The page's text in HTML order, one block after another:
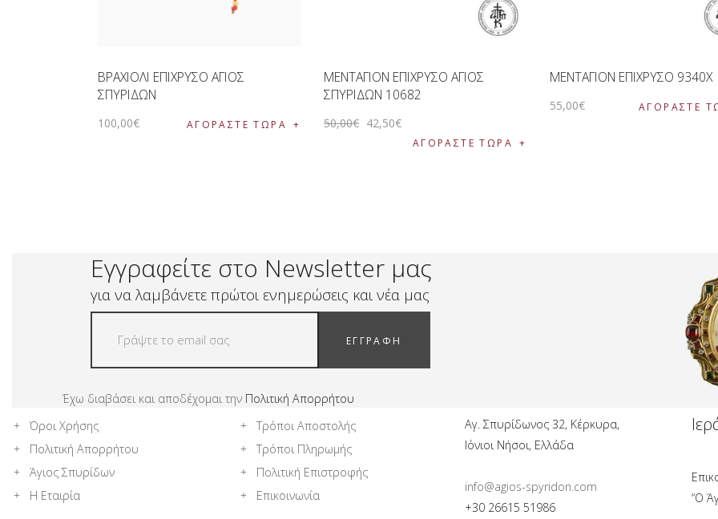
ΒΡΑΧΙΟΛΙ ΕΠΙΧΡΥΣΟ ΑΓΙΟΣ
ΣΠΥΡΙΔΩΝ
100,00€ ΑΓΟΡΑΣΤΕ ΤΩΡΑ
ΜΕΝΤΑΓΙΟΝ ΕΠΙΧΡΥΣΟ ΑΓΙΟΣ
ΣΠΥΡΙΔΩΝ 10682
50,00€ 42,50€
ΑΓΟΡΑΣΤΕ ΤΩΡΑ
ΜΕΝΤΑΓΙΟΝ ΕΠΙΧΡΥΣΟ 9340Χ
55,00€ ΑΓΟΡΑΣΤΕ
Εγγραφείτε στο Newsletter μας
για να λαμβάνετε πρώτοι ενημερώσεις και νέα μας
ΕΓΓΡΑΦΗ
Έχω διαβάσει και αποδέχομαι την Πολιτική Απορρήτου
Όροι Χρήσης
Πολιτική Απορρήτου
Άγιος Σπυρίδων
Η Εταιρία
Τρόποι Αποστολής
Τρόποι Πληρωμής
Πολιτική Επιστροφής
Επικοινωνία
Αγ. Σπυρίδωνος 32, Κέρκυρα,
Ιόνιοι Νήσοι, Ελλάδα
info@agios-spyridon.com
+30 26615 51986
“Ο